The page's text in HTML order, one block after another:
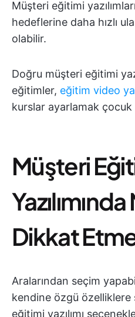
Müşteri eğitimi
hedeflerine daha hızlı
olabilir.
Doğru müşteri eğitimi
eğitimler, eğitim video
kurslar ayarlamak çocuk
Müşteri
Dikkat
Aralarından seçim
kendine özgü
eğitimi yazılımı